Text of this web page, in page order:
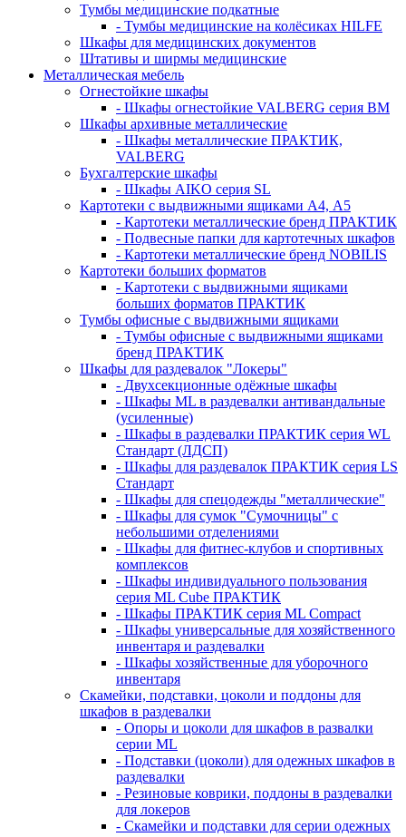
Тумбы медицинские подкатные
- Тумбы медицинские на колёсиках HILFE
Шкафы для медицинских документов
Штативы и ширмы медицинские
Металлическая мебель
Огнестойкие шкафы
- Шкафы огнестойкие VALBERG серия BM
Шкафы архивные металлические
- Шкафы металлические ПРАКТИК,
VALBERG
Бухгалтерские шкафы
- Шкафы AIKO серия SL
Картотеки с выдвижными ящиками А4, А5
- Картотеки металлические бренд ПРАКТИК
- Подвесные папки для картотечных шкафов
- Картотеки металлические бренд NOBILIS
Картотеки больших форматов
- Картотеки с выдвижными ящиками
больших форматов ПРАКТИК
Тумбы офисные с выдвижными ящиками
- Тумбы офисные с выдвижными ящиками
бренд ПРАКТИК
Шкафы для раздевалок "Локеры"
- Двухсекционные одёжные шкафы
- Шкафы ML в раздевалки антивандальные
(усиленные)
- Шкафы в раздевалки ПРАКТИК серия WL
Стандарт (ЛДСП)
- Шкафы для раздевалок ПРАКТИК серия LS
Стандарт
- Шкафы для спецодежды "металлические"
- Шкафы для сумок "Сумочницы" с
небольшими отделениями
- Шкафы для фитнес-клубов и спортивных
комплексов
- Шкафы индивидуального пользования
серия ML Cube ПРАКТИК
- Шкафы ПРАКТИК серия ML Compact
- Шкафы универсальные для хозяйственного
инвентаря и раздевалки
- Шкафы хозяйственные для уборочного
инвентаря
Скамейки, подставки, цоколи и поддоны для
шкафов в раздевалки
- Опоры и цоколи для шкафов в развалки
серии ML
- Подставки (цоколи) для одежных шкафов в
раздевалки
- Резиновые коврики, поддоны в раздевалки
для локеров
- Скамейки и подставки для серии одежных